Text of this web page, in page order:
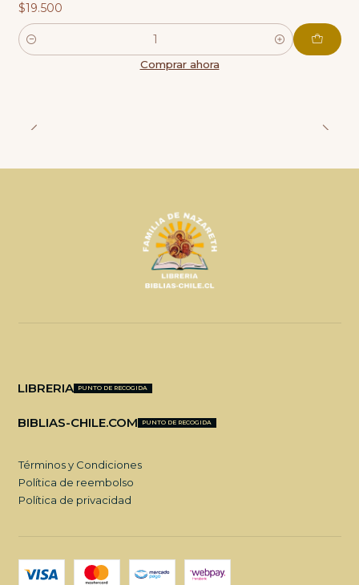
$19.500
Cantidad
Comprar ahora
LIBRERIA PUNTO DE RECOGIDA
BIBLIAS-CHILE.COM PUNTO DE RECOGIDA
Términos y Condiciones
Política de reembolso
Política de privacidad